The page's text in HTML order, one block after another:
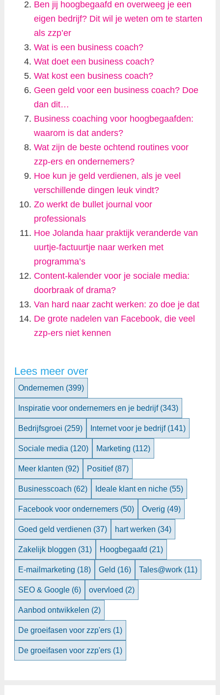
Ben jij hoogbegaafd en overweeg je een
eigen bedrijf? Dit wil je weten om te starten
als zzp’er
Wat is een business coach?
Wat doet een business coach?
Wat kost een business coach?
Geen geld voor een business coach? Doe
dan dit…
Business coaching voor hoogbegaafden:
waarom is dat anders?
Wat zijn de beste ochtend routines voor
zzp-ers en ondernemers?
Hoe kun je geld verdienen, als je veel
verschillende dingen leuk vindt?
Zo werkt de bullet journal voor
professionals
Hoe Jolanda haar praktijk veranderde van
uurtje-factuurtje naar werken met
programma’s
Content-kalender voor je sociale media:
doorbraak of drama?
Van hard naar zacht werken: zo doe je dat
De grote nadelen van Facebook, die veel
zzp-ers niet kennen
Lees meer over
Ondernemen (399)
Inspiratie voor ondernemers en je bedrijf (343)
Bedrijfsgroei (259) Internet voor je bedrijf (141)
Sociale media (120) Marketing (112)
Meer klanten (92) Positief (87)
Businesscoach (62) Ideale klant en niche (55)
Facebook voor ondernemers (50) Overig (49)
Goed geld verdienen (37) hart werken (34)
Zakelijk bloggen (31) Hoogbegaafd (21)
E-mailmarketing (18) Geld (16) Tales@work (11)
SEO & Google (6) overvloed (2)
Aanbod ontwikkelen (2)
De groeifasen voor zzp'ers (1)
De groeifasen voor zzp'ers (1)